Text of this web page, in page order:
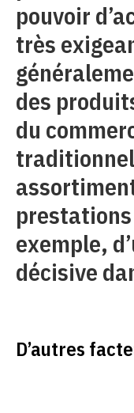
pouvoir
très
des
du
exemple,
décisive
D’autres